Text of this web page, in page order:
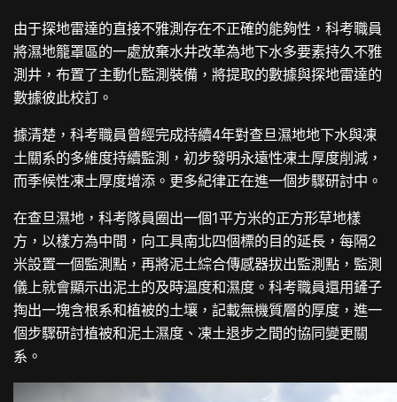
由于探地雷達的直接不雅測存在不正確的能夠性，科考職員
將濕地籠罩區的一處放棄水井改革為地下水多要素持久不雅
測井，布置了主動化監測裝備，將提取的數據與探地雷達的
數據彼此校訂。
據清楚，科考職員曾經完成持續4年對查旦濕地地下水與凍
土關系的多維度持續監測，初步發明永遠性凍土厚度削減，
而季候性凍土厚度增添。更多紀律正在進一個步驟研討中。
在查旦濕地，科考隊員圈出一個1平方米的正方形草地樣
方，以樣方為中間，向工具南北四個標的目的延長，每隔2
米設置一個監測點，再將泥土綜合傳感器拔出監測點，監測
儀上就會顯示出泥土的及時溫度和濕度。科考職員還用鏟子
掏出一塊含根系和植被的土壤，記載無機質層的厚度，進一
個步驟研討植被和泥土濕度、凍土退步之間的協同變更關
系。